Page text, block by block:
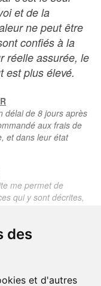
des
et d'autres
et de la
ne peut être
confiés à la
réelle assurée, le
est plus élevé.
délai de 8 jours après
aux frais de
et dans leur état
me permet de
qui y sont décrites,
et authentiques,
la description
accompagné d'une
communiqué
est supérieur à 130
est facturé 5